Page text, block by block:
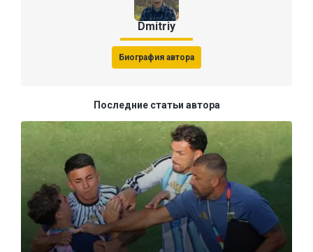
Dmitriy
Биография автора
Последние статьи автора